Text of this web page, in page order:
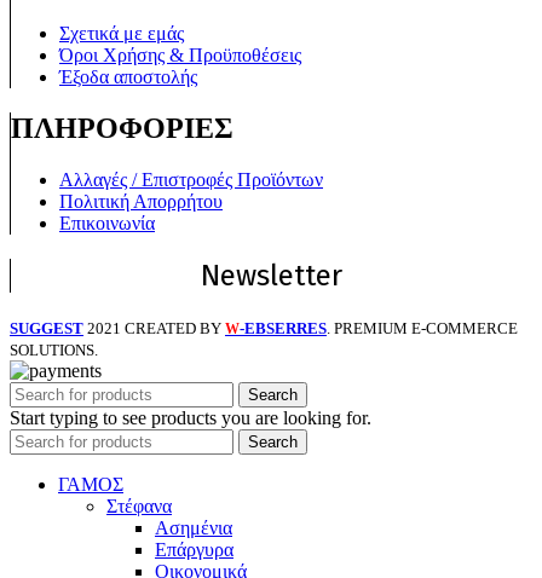
Σχετικά με εμάς
Όροι Χρήσης & Προϋποθέσεις
Έξοδα αποστολής
ΠΛΗΡΟΦΟΡΙΕΣ
Αλλαγές / Επιστροφές Προϊόντων
Πολιτική Απορρήτου
Επικοινωνία
Newsletter
SUGGEST 2021 CREATED BY W-EBSERRES. PREMIUM E-COMMERCE
SOLUTIONS.
Search
Start typing to see products you are looking for.
Search
ΓΑΜΟΣ
Στέφανα
Ασημένια
Επάργυρα
Οικονομικά